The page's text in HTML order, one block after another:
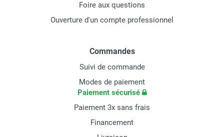
Foire aux questions
Ouverture d'un compte professionnel
Commandes
Suivi de commande
Modes de paiement
Paiement sécurisé
Paiement 3x sans frais
Financement